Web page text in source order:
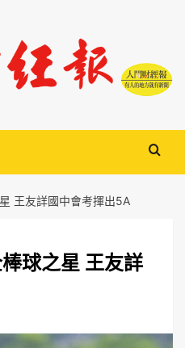
王友詳國中會考揮出5A
球之星 王友詳